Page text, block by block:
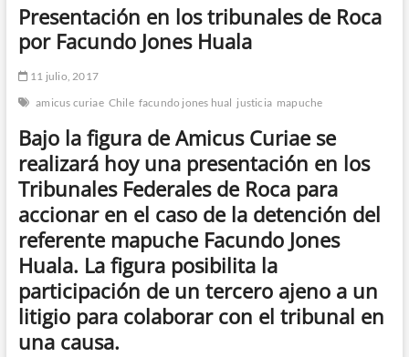
d
e
Presentación en los tribunales de Roca
por Facundo Jones Huala
11 julio, 2017
amicus curiae Chile facundo jones hual justicia mapuche
Bajo la figura de Amicus Curiae se
realizará hoy una presentación en los
Tribunales Federales de Roca para
accionar en el caso de la detención del
referente mapuche Facundo Jones
Huala. La figura posibilita la
participación de un tercero ajeno a un
litigio para colaborar con el tribunal en
una causa.